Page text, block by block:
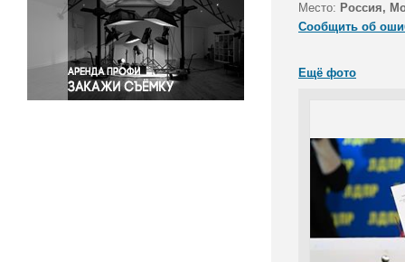
Спорт
Экология
Экономика и бизнес
Место: Россия,
Сообщить об
Ещё фото